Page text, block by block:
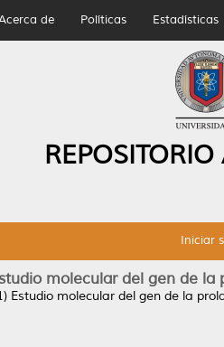
de Políticas Estadísticas
Iniciar
molecular del gen de
Estudio molecular del gen de la